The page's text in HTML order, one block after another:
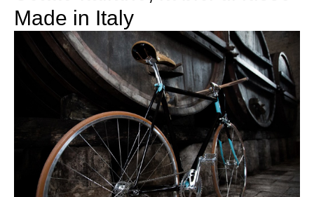
Made in Italy